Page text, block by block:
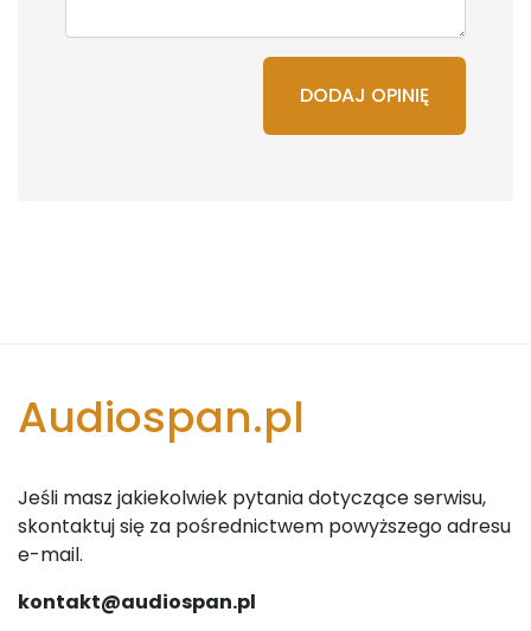
DODAJ OPINIĘ
Audiospan.pl
Jeśli masz jakiekolwiek pytania dotyczące serwisu,
skontaktuj się za pośrednictwem powyższego adresu
e-mail.
kontakt@audiospan.pl